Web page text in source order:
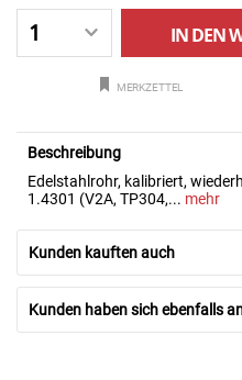
IN DEN
MERKZETTEL
Beschreibung
Edelstahlrohr, kalibriert,
1.4301 (V2A, TP304,... mehr
Kunden kauften auch
Kunden haben sich ebenfalls